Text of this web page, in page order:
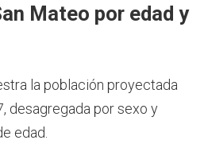
Mateo por edad y
la población proyectada
desagregada por sexo y
edad.